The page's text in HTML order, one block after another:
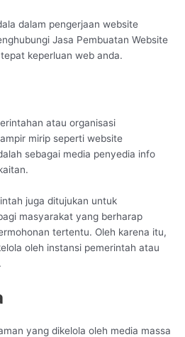
dalam pengerjaan website
Jasa Pembuatan Website
keperluan web anda.
atau organisasi
mirip seperti website
sebagai media penyedia info
juga ditujukan untuk
masyarakat yang berharap
tertentu. Oleh karena itu,
oleh instansi pemerintah atau
yang dikelola oleh media massa